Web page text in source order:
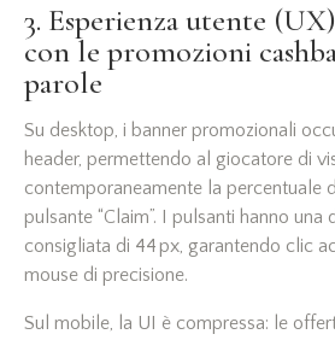
3. Esperienza utente
con le promozioni
parole
Su desktop, i banner promozionali
header, permettendo al giocatore di
contemporaneamente la percentuale
pulsante “Claim”. I pulsanti hanno una
consigliata di 44 px, garantendo clic
mouse di precisione.
Sul mobile, la UI è compressa: le